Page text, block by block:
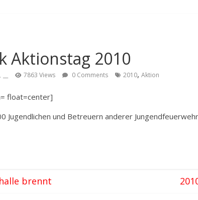
Aktionstag 2010
7863 Views 0 Comments 2010, Aktion
float=center]
Jugendlichen und Betreuern anderer
brennt